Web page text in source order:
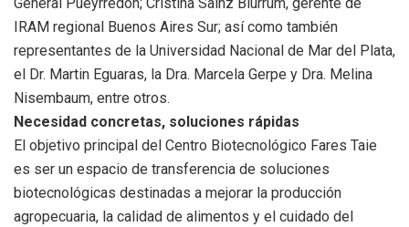
IRAM regional Buenos Aires Sur; así como también
representantes de la Universidad Nacional de Mar del Plata,
el Dr. Martin Eguaras, la Dra. Marcela Gerpe y Dra. Melina
Nisembaum, entre otros.
Necesidad concretas, soluciones rápidas
El objetivo principal del Centro Biotecnológico Fares Taie
es ser un espacio de transferencia de soluciones
biotecnológicas destinadas a mejorar la producción
agropecuaria, la calidad de alimentos y el cuidado del